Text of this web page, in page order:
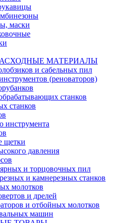
маски
МАТЕРИАЛЫ
и сабельных пил
(реноваторов)
станков
станков
инструмента
щетки
давления
и торцовочных пил
и камнерезных станков
молотков
и дрелей
и отбойных молотков
машин